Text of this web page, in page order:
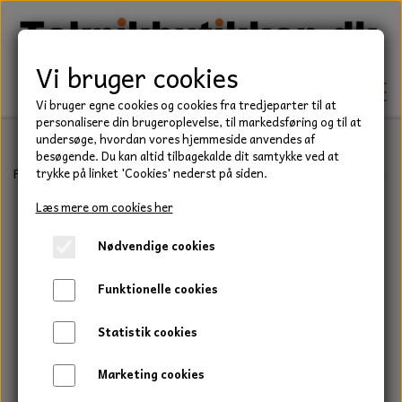
TEKNIK
KILEREMME
LEJER
PAKDÅSER
LÅSERINGE
BEFÆSTELSE
HAVE/PARK
UNIVERSALE REMME TIL PLÆNEKLIPPER OG
HAVETRAKTOR
TRAKTOR/ENTREPRENØR
Forside Befæstelse Bolte Stålsætbolt, Elgalvaniseret, Kvalitet
Vi bruger cookies
Vi bruger egne cookies og cookies fra tredjeparter til at
personalisere din brugeroplevelse, til markedsføring og til at
undersøge, hvordan vores hjemmeside anvendes af
besøgende. Du kan altid tilbagekalde dit samtykke ved at
trykke på linket 'Cookies' nederst på siden.
Læs mere om cookies her
Nødvendige cookies
Funktionelle cookies
Statistik cookies
Marketing cookies